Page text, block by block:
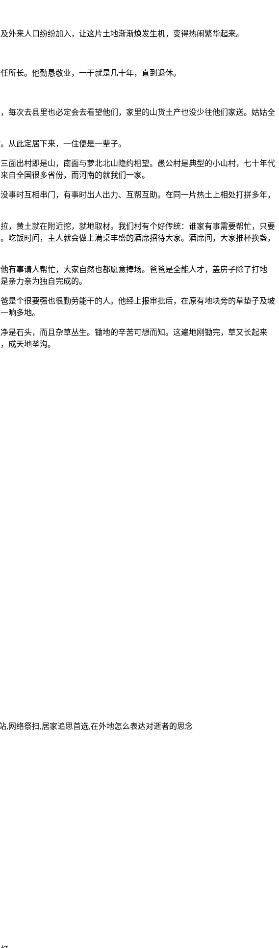
来人口纷纷加入，让这片土地渐渐焕发生机，变得热闹繁华起来。
长。他勤恳敬业，一干就是几十年，直到退休。
次去县里也必定会去看望他们，家里的山货土产也没少往他们家送。姑姑全
此定居下来，一住便是一辈子。
出村即是山，南面与萝北北山隐约相望。愚公村是典型的小山村，七十年代
自全国很多省份，而河南的就我们一家。
时互相串门，有事时出人出力、互帮互助。在同一片热土上相处打拼多年，
黄土就在附近挖，就地取材。我们村有个好传统：谁家有事需要帮忙，只要
饭时间，主人就会做上满桌丰盛的酒席招待大家。酒席间，大家推杯换盏，
事请人帮忙，大家自然也都愿意捧场。爸爸是全能人才，盖房子除了打地
亲力亲为独自完成的。
个很要强也很勤劳能干的人。他经上报审批后，在原有地块旁的草垫子及坡
晌多地。
石头，而且杂草丛生。锄地的辛苦可想而知。这遍地刚锄完，草又长起来
成天地垄沟。
,网络祭扫,居家追思首选,在外地怎么表达对逝者的思念